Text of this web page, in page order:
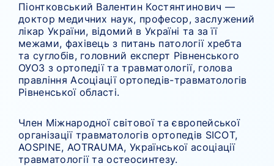
Піонтковський Валентин Костянтинович —
доктор медичних наук, професор, заслужений
лікар України, відомий в Україні та за її
межами, фахівець з питань патології хребта
та суглобів, головний експерт Рівненського
ОУОЗ з ортопедії та травматології, голова
правління Асоціації ортопедів-травматологів
Рівненської області.
Член Міжнародної світової та європейської
організації травматологів ортопедів SICOT,
AOSPINE, AOTRAUMA, Української асоціації
травматології та остеосинтезу.